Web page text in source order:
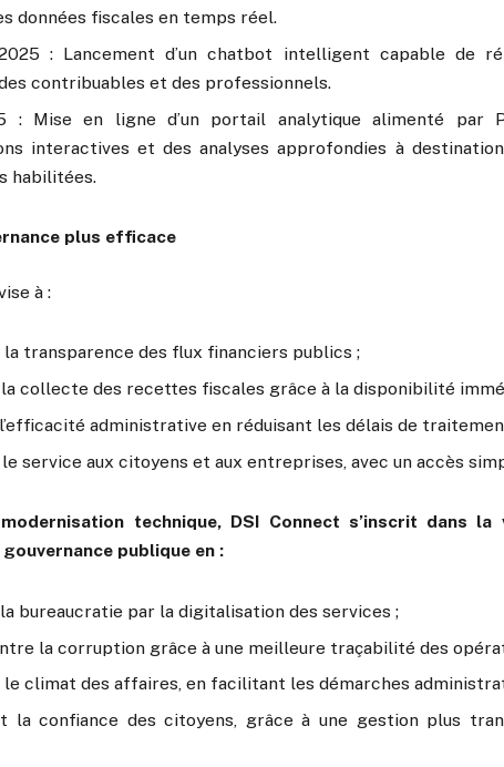
données fiscales en temps réel.
: Lancement d’un chatbot intelligent capable de
contribuables et des professionnels.
: Mise en ligne d’un portail analytique alimenté par
interactives et des analyses approfondies à
habilitées.
plus efficace
à :
transparence des flux financiers publics ;
collecte des recettes fiscales grâce à la disponibilité
administrative en réduisant les délais de
service aux citoyens et aux entreprises, avec un accès
technique, DSI Connect s’inscrit dans la
publique en :
bureaucratie par la digitalisation des services ;
la corruption grâce à une meilleure traçabilité des
le climat des affaires, en facilitant les démarches
la confiance des citoyens, grâce à une gestion plus